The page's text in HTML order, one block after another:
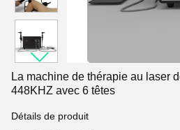
La machine de thérapie au laser
448KHZ avec 6 têtes
Détails de produit